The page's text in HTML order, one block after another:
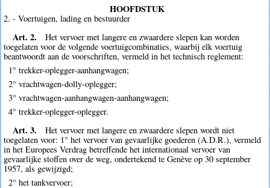
HOOFDSTUK
2. - Voertuigen, lading en bestuurder
Art. 2.
Het vervoer met langere en zwaardere slepen kan worden
toegelaten voor de volgende voertuigcombinaties, waarbij elk voertuig
beantwoordt aan de voorschriften, vermeld in het technisch reglement:
1° trekker-oplegger-aanhangwagen;
2° vrachtwagen-dolly-oplegger;
3° vrachtwagen-aanhangwagen-aanhangwagen;
4° trekker-oplegger-oplegger.
Art. 3.
Het vervoer met langere en zwaardere slepen wordt niet
toegelaten voor: 1° het vervoer van gevaarlijke goederen (A.D.R.), vermeld
in het Europees Verdrag betreffende het internationaal vervoer van
gevaarlijke stoffen over de weg, ondertekend te Genève op 30 september
1957, als gewijzigd;
2° het tankvervoer;